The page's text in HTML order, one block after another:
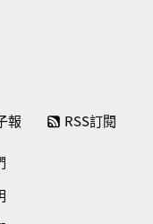
報 RSS訂閱